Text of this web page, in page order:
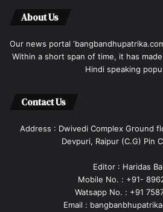
About Us
Our news portal
Within a short span of time, it has
Hindi speaking
Contact Us
Address : Dwivedi Complex Ground
Devpuri, Raipur (C.G) Pin
Editor : Haridas
Mobile No. : +91-
Watsapp No. : +91
Email :